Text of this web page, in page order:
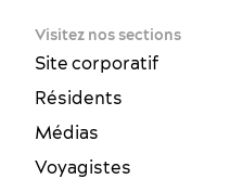
Visitez nos sections
Site corporatif
Résidents
Médias
Voyagistes